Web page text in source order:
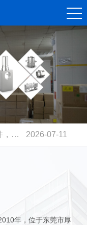
恩创科技-精密锌合金压铸件，赋能消费电子连接器高质量发展
2026-08-07
恩创科技-不同压铸铝合金材质有什么区别？快速选型指南
2026-07-30
恩创科技-铝合金压铸开模成本高不高？量产性价比到底值不值？
2026-07-23
2026-07-17
恩创科技-密压铸机器人零部件，赋能智能制造升级
2026-07-11
年，位于东莞市厚